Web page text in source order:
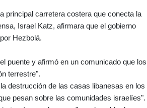
principal carretera costera que conecta la
Israel Katz, afirmara que el gobierno
Hezbolá.
puente y afirmó en un comunicado que los
terrestre".
destrucción de las casas libanesas en los
pesan sobre las comunidades israelíes".